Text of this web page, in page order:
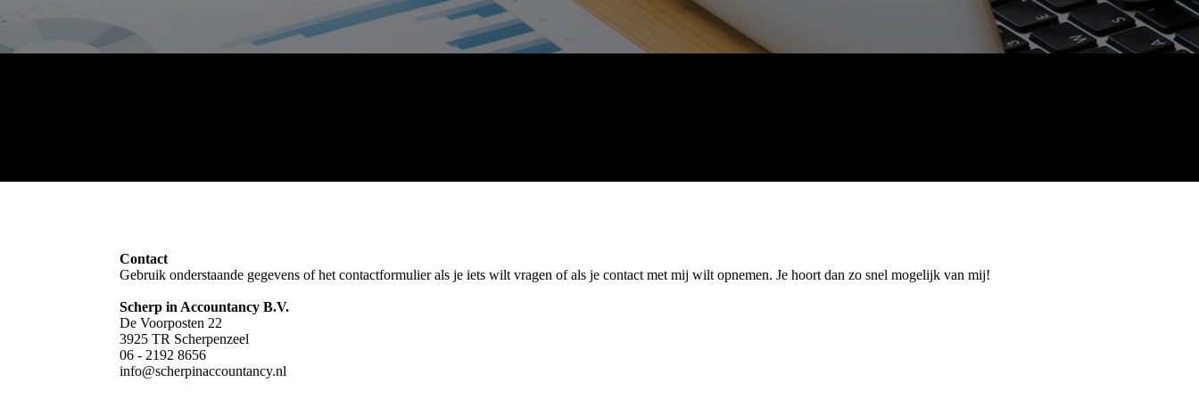
Contact
Gebruik onderstaande gegevens of het contactformulier als je iets wilt vragen of als je contact met mij wilt opnemen. Je hoort dan zo snel mogelijk van mij!
Scherp in Accountancy B.V.
De Voorposten 22
3925 TR Scherpenzeel
06 - 2192 8656
info@scherpinaccountancy.nl